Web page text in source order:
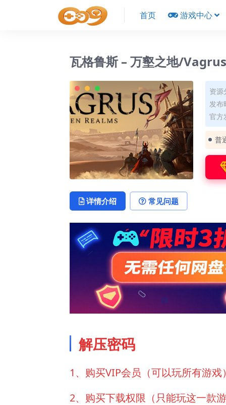
首页 游戏中心
瓦格鲁斯 – 万壑之地/
资
发布
官方
普
详情介绍 常见问题
解压密码
1、购买VIP会员（可以玩所有游
2、购买下载权限（只能玩这一款